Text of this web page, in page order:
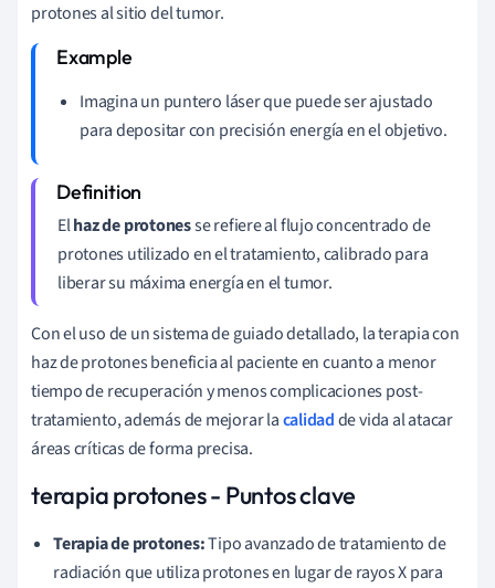
protones al sitio del tumor.
Imagina un puntero láser que puede ser ajustado
para depositar con precisión energía en el objetivo.
Elhaz de protonesse refiere al flujo concentrado de
protones utilizado en el tratamiento, calibrado para
liberar su máxima energía en el tumor.
Con el uso de un sistema de guiado detallado, la terapia con
haz de protones beneficia al paciente en cuanto a menor
tiempo de recuperación y menos complicaciones post-
tratamiento, además de mejorar lacalidadde vida al atacar
áreas críticas de forma precisa.
terapia protones - Puntos clave
Terapia de protones:Tipo avanzado de tratamiento de
radiación que utiliza protones en lugar de rayos X para